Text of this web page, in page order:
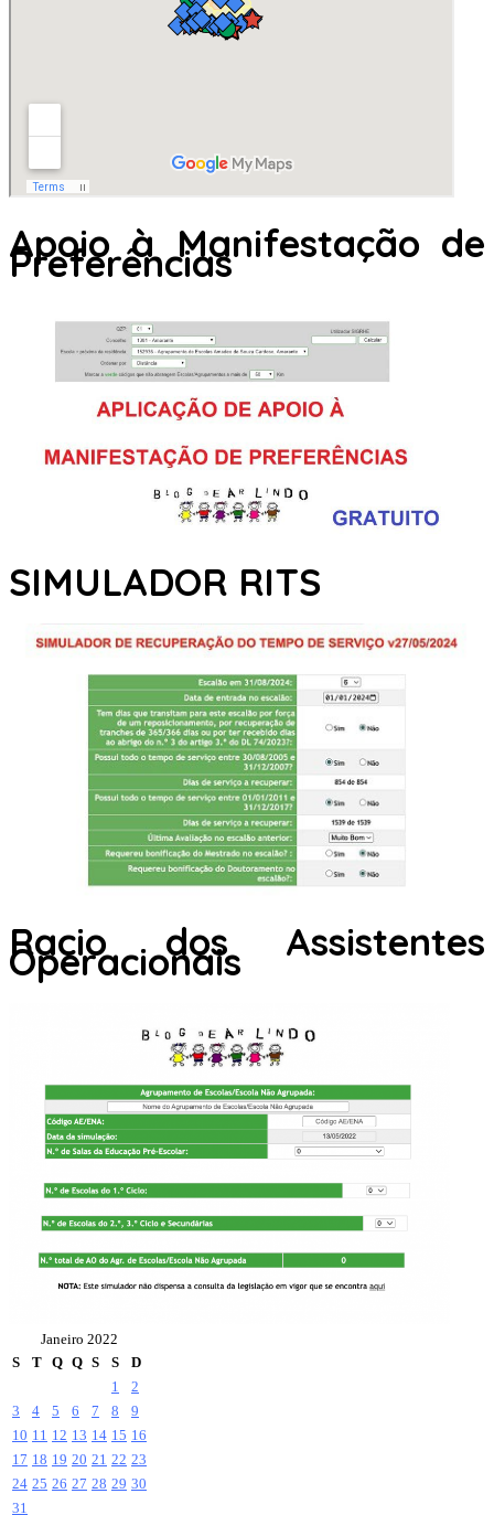
Apoio à Manifestação de
Preferências
SIMULADOR RITS
Racio dos Assistentes
Operacionais
Janeiro 2022
S
T Q Q S S
D
1
2
3
4 5 6 7 8
9
10 11 12 13 14 15 16
17 18 19 20 21 22 23
24 25 26 27 28 29 30
31